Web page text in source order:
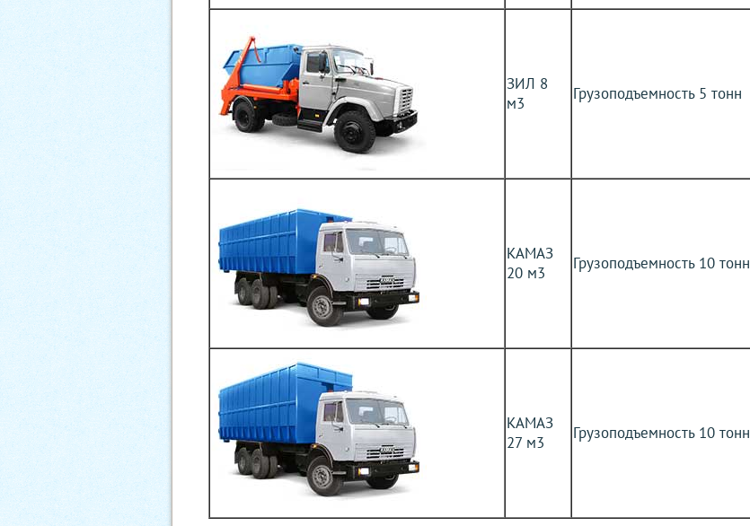
ЗИЛ 8
м3
Грузоподъемность 5 тонн
КАМАЗ
20 м3
Грузоподъемность 10 тонн
КАМАЗ
27 м3
Грузоподъемность 10 тонн